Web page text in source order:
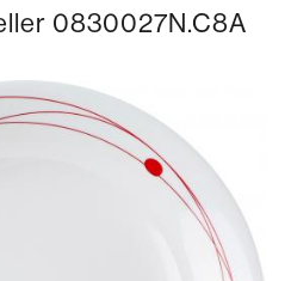
0830027N.C8A